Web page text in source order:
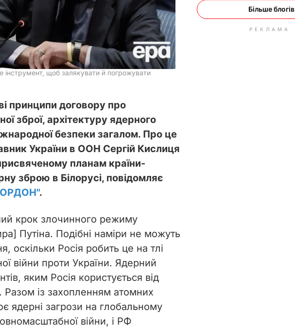
щоб залякувати й погрожувати
принципи договору про
зброї, архітектуру ядерного
безпеки загалом. Про це
України в ООН Сергій Кислиця
планам країни-
зброю в Білорусі, повідомляє
.
крок злочинного режиму
Путіна. Подібні наміри не можуть
оскільки Росія робить це на тлі
війни проти України. Ядерний
яким Росія користується від
Разом із захопленням атомних
ядерні загрози на глобальному
війни, і РФ
Більше блогів
РЕКЛАМА